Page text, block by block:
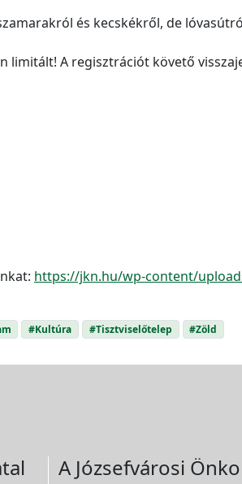
és kecskékről, de
limitált! A regisztrációt követő
https://jkn.hu/wp-content/
#Kultúra #Tisztviselőtelep #Zöld
A Józsefvárosi